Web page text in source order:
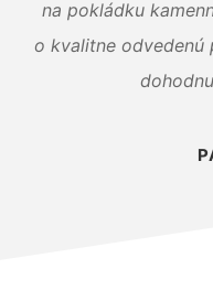
na pokládku
o kvalitne odvedenú